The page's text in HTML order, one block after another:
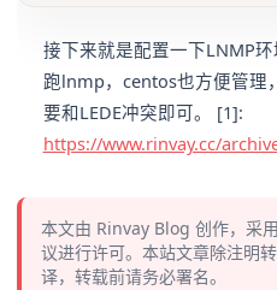
接下来就是配置一下LNMP
跑lnmp，centos也方便管理
要和LEDE冲突即可。 [1]:
https://www.rinvay.cc/
本文由 Rinvay Blog 创作，采用
议进行许可。本站文章除注明
译，转载前请务必署名。